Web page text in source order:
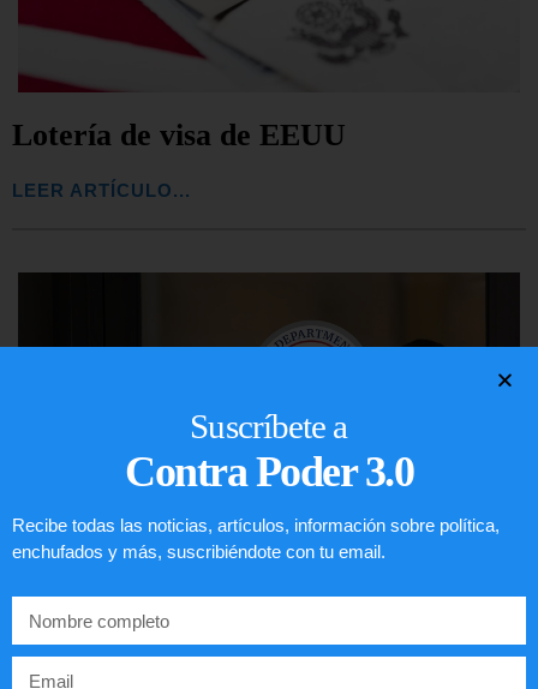
Lotería de visa de EEUU
LEER ARTÍCULO...
Comunistas no son bienvenidos en
EE.UU.
Suscríbete a
Contra Poder 3.0
Recibe todas las noticias, artículos, información sobre política,
enchufados y más, suscribiéndote con tu email.